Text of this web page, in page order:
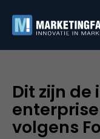
Dit zijn de
volgens